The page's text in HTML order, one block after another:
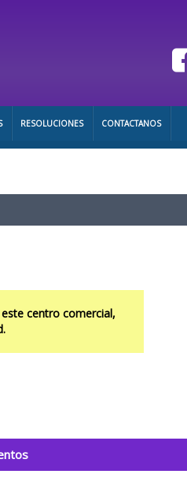
RESOLUCIONES CONTACTANOS
centro comercial,